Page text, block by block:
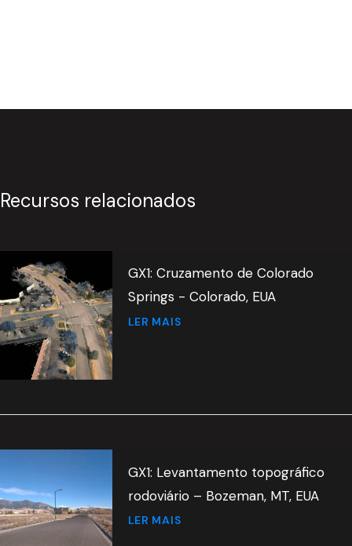
Recursos relacionados
GX1: Cruzamento de Colorado
Springs - Colorado, EUA
LER MAIS
GX1: Levantamento topográfico
rodoviário – Bozeman, MT, EUA
LER MAIS